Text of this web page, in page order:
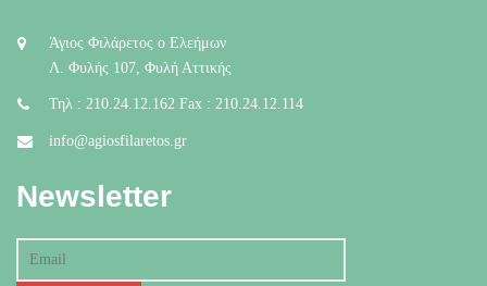
Άγιος Φιλάρετος ο Ελεήμων
Λ. Φυλής 107, Φυλή Αττικής
Τηλ : 210.24.12.162 Fax : 210.24.12.114
info@agiosfilaretos.gr
Newsletter